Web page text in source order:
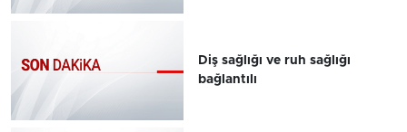
Diş sağlığı ve ruh sağlığı
bağlantılı